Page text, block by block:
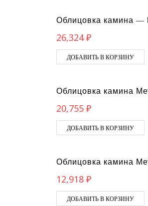
Облицовка камина —
26,324₽
ДОБАВИТЬ В КОРЗИНУ
Облицовка камина
20,755 ₽
ДОБАВИТЬ В КОРЗИНУ
Облицовка камина
12,918 ₽
ДОБАВИТЬ В КОРЗИНУ